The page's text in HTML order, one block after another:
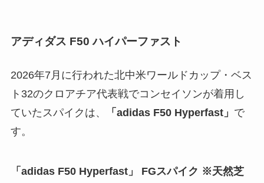
アディダス F50 ハイパーファスト
2026年7月に行われた北中米ワールドカップ・ベス
ト32のクロアチア代表戦でコンセイソンが着用し
ていたスパイクは、
「adidas F50 Hyperfast」 で
す。
「 adidas F50Hyperfast」 FGスパイク ※天然芝